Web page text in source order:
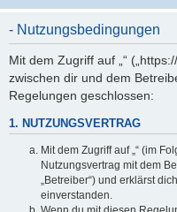
- Nutzungsbedingungen
Mit dem Zugriff auf „“
zwischen dir und dem
Regelungen geschlossen:
1. NUTZUNGSVERTRAG
Mit dem Zugriff auf „“ (im
Nutzungsvertrag mit dem
„Betreiber“) und erklärst
einverstanden.